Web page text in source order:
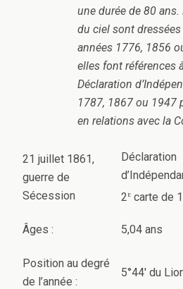
une durée de 80 ans.
du ciel sont
années 1776, 1856
elles font références
Déclaration
1787, 1867 ou 1947
en relations avec la
21 juillet 1861,
guerre de
Sécession
Déclaration
2e carte de
Âges : 5,04 ans
Position au degré
de l’année :
5°44′ du